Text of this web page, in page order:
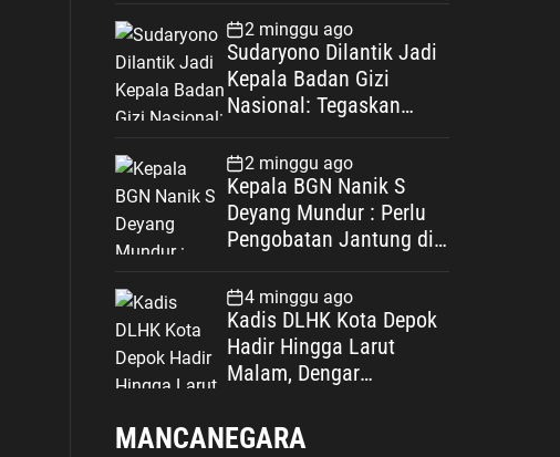
Spesifikasi
2 minggu ago
Sudaryono Dilantik Jadi
Kepala Badan Gizi
Nasional: Tegaskan
Kepentingan
2 minggu ago
Kepala BGN Nanik S
Deyang Mundur : Perlu
Pengobatan Jantung di
4 minggu ago
Kadis DLHK Kota Depok
Hadir Hingga Larut
Malam, Dengar
Retribusi Sampah di
MANCANEGARA